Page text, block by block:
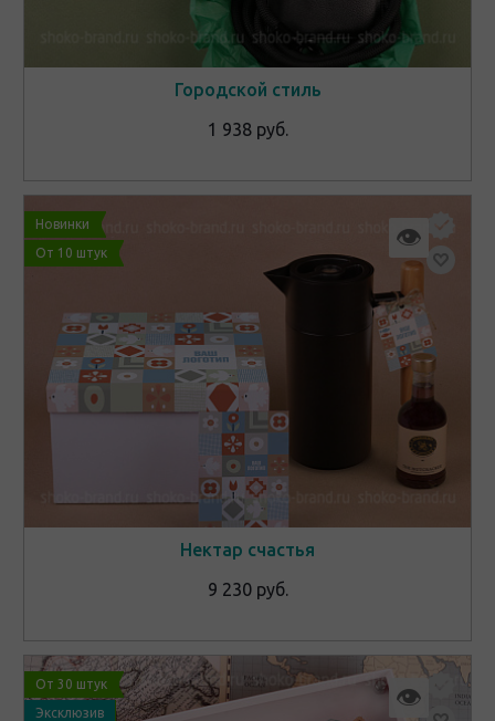
Городской стиль
1 938 руб.
Новинки
От 10 штук
👁
Нектар счастья
9 230 руб.
От 30 штук
Эксклюзив
👁